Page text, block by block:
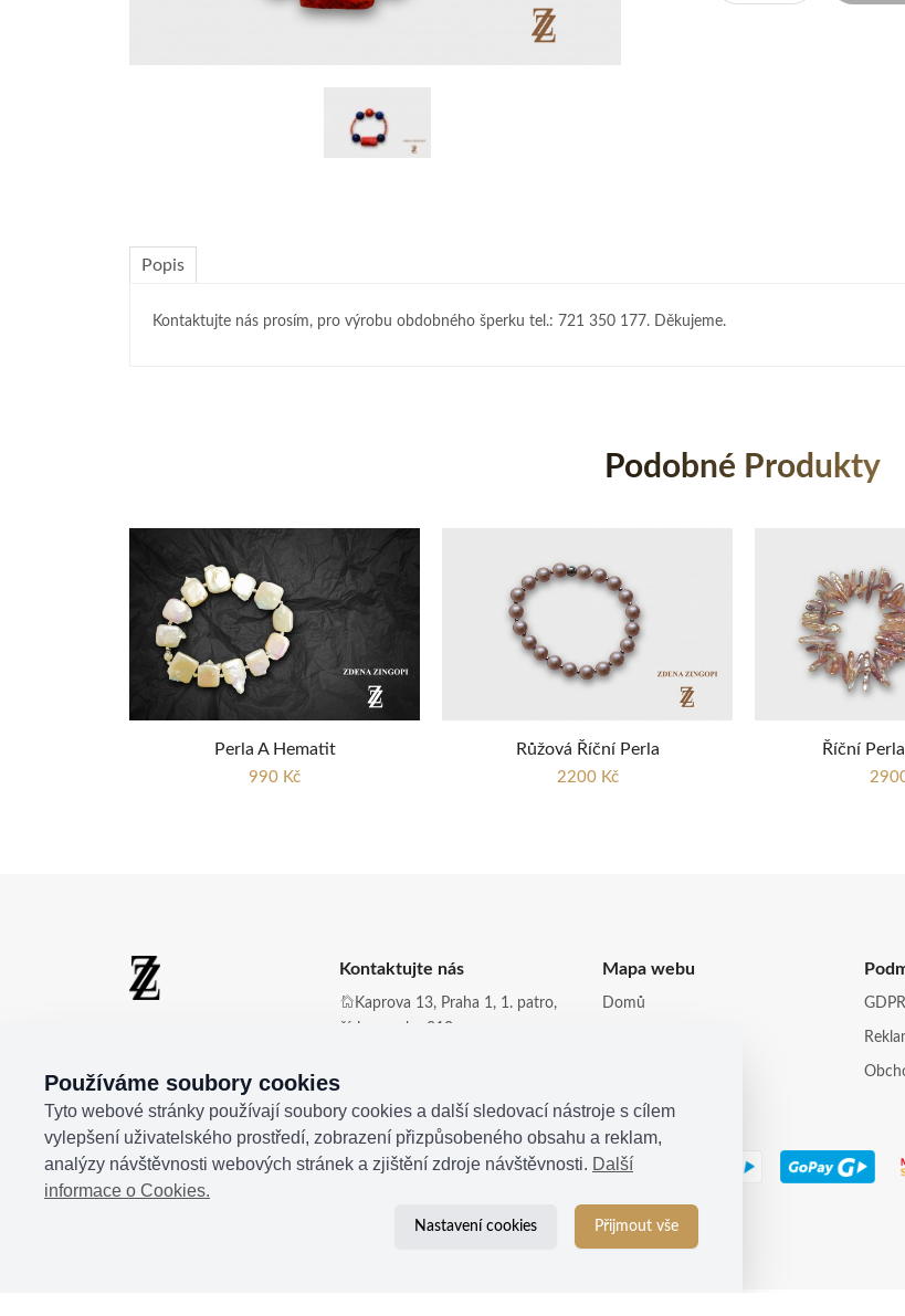
Popis
Kontaktujte nás prosím, pro výrobu obdobného šperku tel.: 721 350 177. Děkujeme.
Podobné Produkty
Perla A Hematit
990 Kč
Růžová Říční Perla
2200 Kč
Říční
Kontaktujte nás
Kaprova 13, Praha 1, 1. patro,
Mapa webu
Domů GDPR
Používáme soubory cookies
Tyto webové stránky používají soubory cookies a další sledovací nástroje s cílem
vylepšení uživatelského prostředí, zobrazení přizpůsobeného obsahu a reklam,
analýzy návštěvnosti webových stránek a zjištění zdroje návštěvnosti. Další
informace o Cookies.
Nastavení cookies Přijmout vše